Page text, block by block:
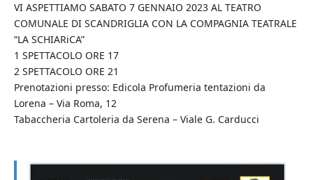
VI ASPETTIAMO SABATO 7 GENNAIO 2023 AL TEATRO
COMUNALE DI SCANDRIGLIA CON LA COMPAGNIA TEATRALE
“LA SCHIARiCA”
1 SPETTACOLO ORE 17
2 SPETTACOLO ORE 21
Prenotazioni presso: Edicola Profumeria tentazioni da
Lorena – Via Roma, 12
Tabaccheria Cartoleria da Serena – Viale G. Carducci